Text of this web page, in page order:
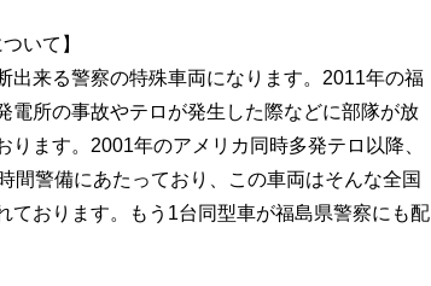
いて】
出来る警察の特殊車両になります。2011年の福
電所の事故やテロが発生した際などに部隊が放
ます。2001年のアメリカ同時多発テロ以降、
間警備にあたっており、この車両はそんな全国
ております。もう1台同型車が福島県警察にも配